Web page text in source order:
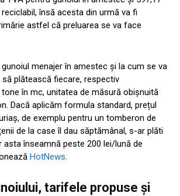
însă acesta din urmă va fi
astfel că preluarea se va face
menajer în amestec și la cum se va
plătească fiecare, respectiv
în mc, unitatea de măsură obișnuită
Dacă aplicăm formula standard, prețul
de exemplu pentru un tomberon de
de la case îl dau săptămânal, s-ar plăti
asta înseamnă peste 200 lei/lună de
HotNews.
tarifele propuse și